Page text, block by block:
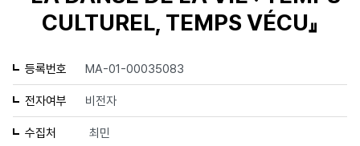
CULTUREL, TEMPS VÉCU』
등록번호 MA-01-00035083
전자여부 비전자
수집처 최민